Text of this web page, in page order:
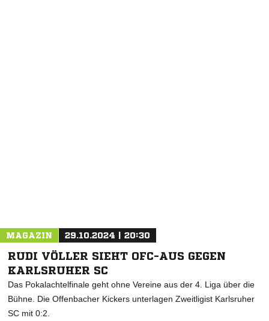
MAGAZIN 29.10.2024 | 20:30
RUDI VÖLLER SIEHT OFC-AUS GEGEN
KARLSRUHER SC
Das Pokalachtelfinale geht ohne Vereine aus der 4. Liga über die
Bühne. Die Offenbacher Kickers unterlagen Zweitligist Karlsruher
SC mit 0:2.